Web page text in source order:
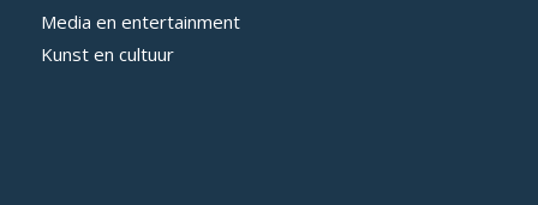
Media en entertainment
Kunst en cultuur